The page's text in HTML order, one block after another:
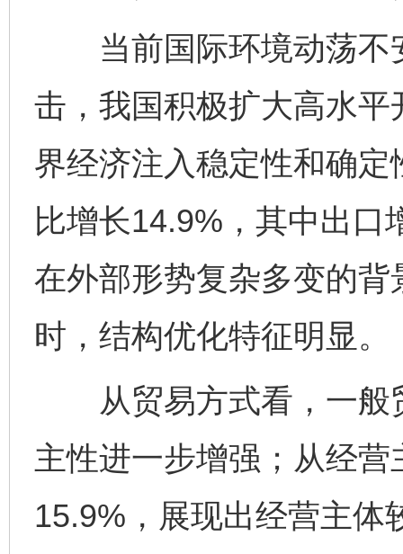
当前国际环境动荡不
击，我国积极扩大高水
界经济注入稳定性和确
比增长14.9%，其中出
在外部形势复杂多变的
时，结构优化特征明显。
从贸易方式看，一般
主性进一步增强；从经
15.9%，展现出经营主体